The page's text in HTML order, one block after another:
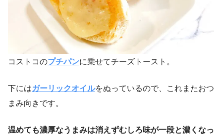
コストコのプチパンに乗せてチーズトースト。
下にはガーリックオイルをぬっているので、これまたおつ
まみ向きです。
温めても濃厚なうまみは消えずむしろ味が一段と濃くなっ